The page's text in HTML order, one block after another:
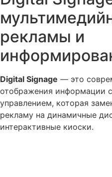
рекламы и
Digital Signage — это
отображения информации
управлением, которая
рекламу на динамичные
интерактивные киоски.